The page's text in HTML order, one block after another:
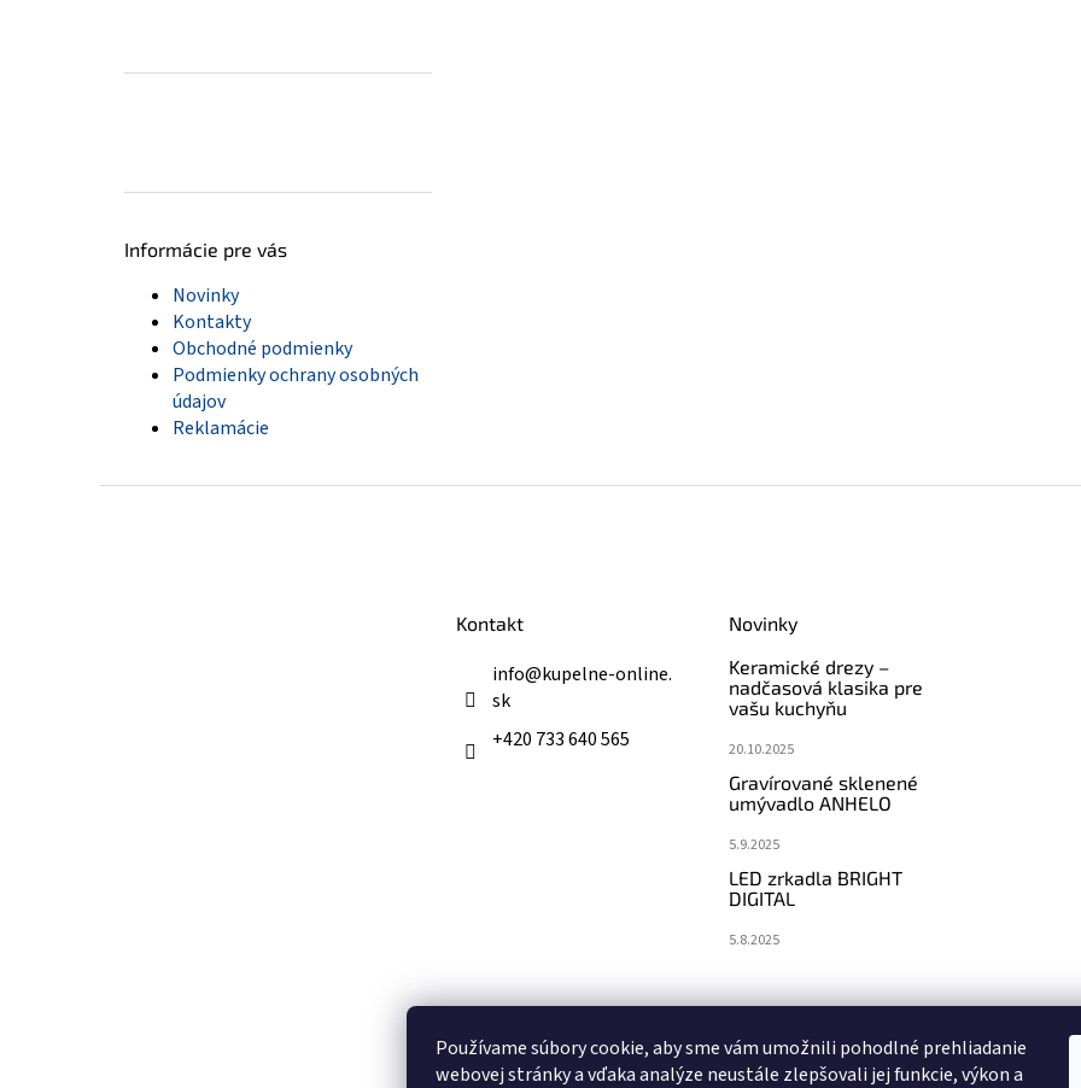
Používame súbory cookie, aby sme vám umožnili pohodlné prehliadanie
webovej stránky a vďaka analýze neustále zlepšovali jej funkcie, výkon a
Informácie pre vás
Novinky
Kontakty
Obchodné podmienky
Podmienky ochrany osobných
údajov
Reklamácie
Kontakt
info@kupelne-online.
sk
+420 733 640 565
Novinky
Keramické drezy –
nadčasová klasika pre
vašu kuchyňu
20.10.2025
Gravírované sklenené
umývadlo ANHELO
5.9.2025
LED zrkadla BRIGHT
DIGITAL
5.8.2025